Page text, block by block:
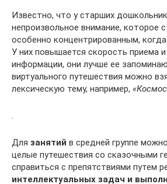
Известно, что у старших
непроизвольное внимание, которое
особенно концентрированным,
У них повышается скорость приема
информации, они лучше ее
виртуального путешествия можно
лексическую тему, например,
.
Для занятий в средней группе
целые путешествия со сказочными
справиться с препятствиями путем
интеллектуальных задач и